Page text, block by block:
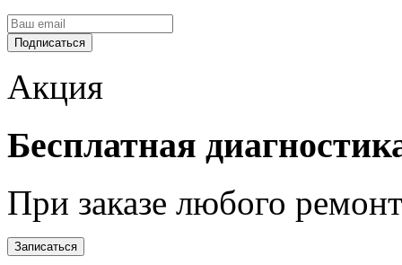
Подписаться
Акция
Бесплатная
При заказе любого
Записаться